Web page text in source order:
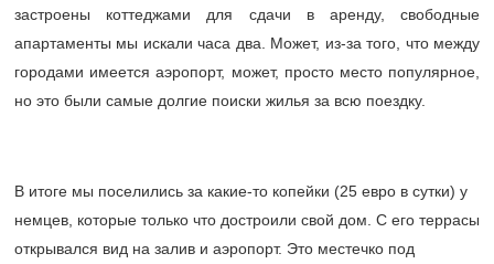
застроены коттеджами для сдачи в аренду, свободные
апартаменты мы искали часа два. Может, из-за того, что между
городами имеется аэропорт, может, просто место популярное,
но это были самые долгие поиски жилья за всю поездку.
В итоге мы поселились за какие-то копейки (25 евро в сутки) у
немцев, которые только что достроили свой дом. С его террасы
открывался вид на залив и аэропорт. Это местечко под